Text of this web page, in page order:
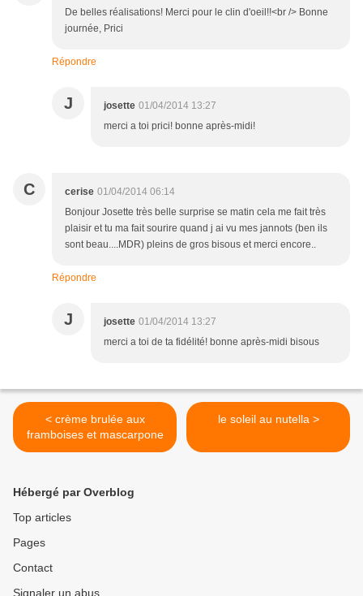
De belles réalisations! Merci pour le clin d'oeil!!<br /> Bonne
journée, Prici
Répondre
J josette 01/04/2014 13:27
merci a toi prici! bonne après-midi!
C cerise 01/04/2014 06:14
Bonjour Josette très belle surprise se matin cela me fait très
plaisir et tu ma fait sourire quand j ai vu mes jannots (ben ils
sont beau....MDR) pleins de gros bisous et merci encore..
Répondre
J josette 01/04/2014 13:27
merci a toi de ta fidélité! bonne après-midi bisous
< crème brulée aux
framboises et mascarpone
le soleil au nutella >
Hébergé par Overblog
Top articles
Pages
Contact
Signaler un abus